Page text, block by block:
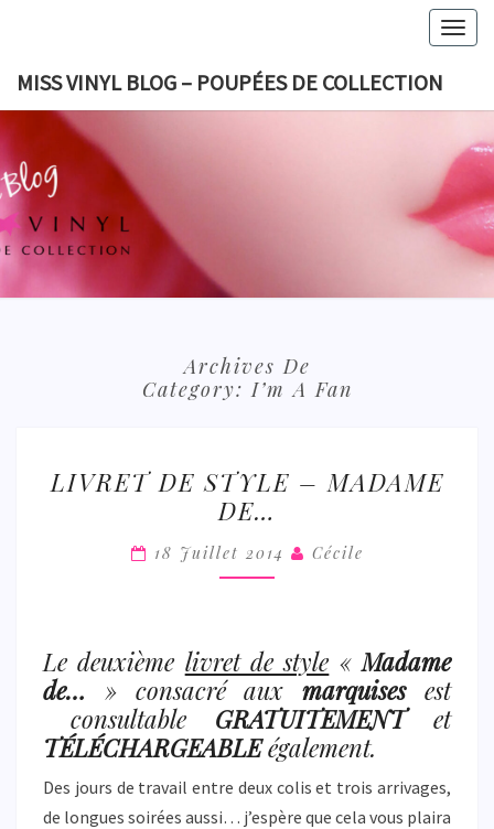
content
MISS VINYL BLOG – POUPÉES DE COLLECTION
MISS
BLOG
Archives De
Category:I’m A Fan
DE
STYLE
–
MADAME
LIVRET DE STYLE – MADAME
DE…
18 Juillet 2014 Cécile
Le deuxième livret de style«Madame
de… » consacré auxmarquisesest
consultable GRATUITEMENTet
TÉLÉCHARGEABLEégalement.
Des jours de travail entre deux colis et trois arrivages,
de longues soirées aussi… j’espère que cela vous plaira